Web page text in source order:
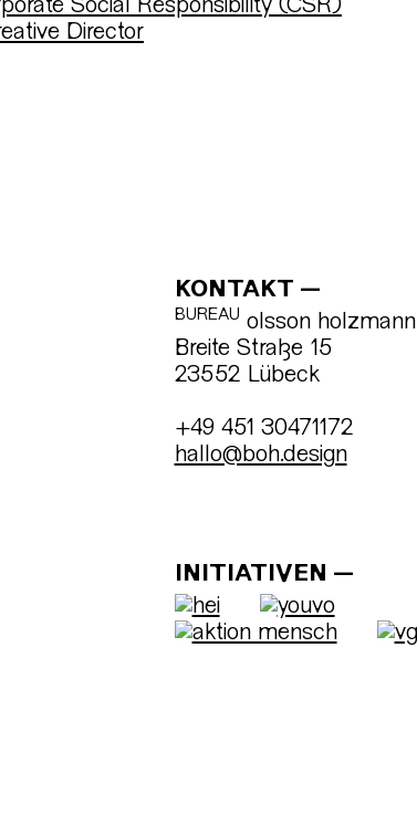
Social Responsibility (CSR)
Director
KONTAKT
BUREAU olsson holzmann
Breite Straße 15
23552 Lübeck
+49 451 30471172
hallo@boh.design
INITIATIVEN